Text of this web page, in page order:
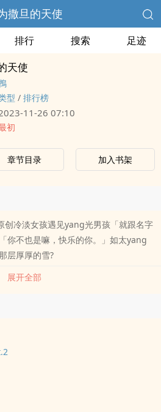
撒旦的天使
排行 搜索 足迹
天使
型 / 排行榜
11-26 07:10
初
章节目录 加入书架
创冷淡女孩遇见yang光男孩「就跟名字
你不也是嘛，快乐的你。」如太yang
层厚厚的雪?
展开全部